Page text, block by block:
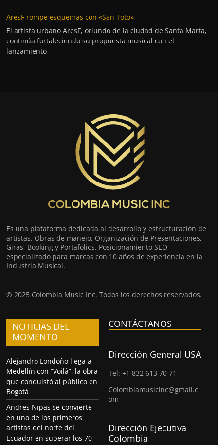
AresF rompe esquemas con «San Toto»
El artista urbano AresF, oriundo de la ciudad de Santa Marta,
continúa fortaleciendo su propuesta musical con el
lanzamiento
Es una plataforma dedicada al desarrollo y estructuración de
artistas. Obras de manejo, Organización de Presentaciones,
Giras, Booking y Portafolios. Posicionamiento SEO
especializado para marcas con 10 años de experiencia en la
Industria Musical.
© 2025 Colombia Music Inc. Todos los derechos reservados.
NOTICIAS DEL
MOMENTO
Alejandro Londoño llega a
Medellín con “Voilà”, la obra
que conquistó al público en
Bogotá
Andrés Nipas se convierte
en uno de los primeros
artistas del norte del
Ecuador en superar los 70
CONTÁCTANOS
Dirección General USA
Tel: +1 832 613 70 71
Colombiamusicinc@gmail.c
om
Dirección Ejecutiva
Colombia